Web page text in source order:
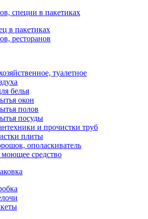
специи в пакетиках
в пакетиках
ресторанов
туалетное
белья
окон
полов
посуды
и прочистки труб
плиты
ополаскиватель
средство